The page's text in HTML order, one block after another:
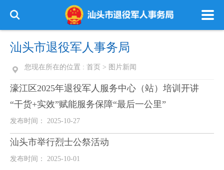
汕头市退役军人事务局
您现在所在的位置 : 首页 > 图片新闻
濠江区2025年退役军人服务中心（站）培训开讲
“干货+实效”赋能服务保障“最后一公里”
发布时间： 2025-10-27
汕头市举行烈士公祭活动
发布时间： 2025-10-01